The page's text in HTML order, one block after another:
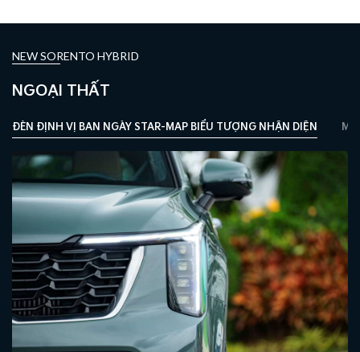
NEW SORENTO HYBRID
NGOẠI THẤT
ĐÈN ĐỊNH VỊ BAN NGÀY STAR-MAP BIỂU TƯỢNG NHẬN DIỆN